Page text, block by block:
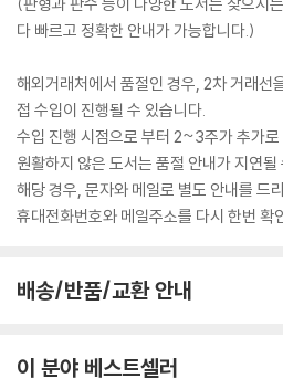
다 빠르고 정확한 안내가 가능합니다.)
해외거래처에서 품절인 경우, 2차 거래선
접 수입이 진행될 수 있습니다.
수입 진행 시점으로 부터 2~3주가 추가
원활하지 않은 도서는 품절 안내가 지연될
해당 경우, 문자와 메일로 별도 안내를 드
휴대전화번호와 메일주소를 다시 한번 확
배송/반품/교환 안내
이 분야 베스트셀러